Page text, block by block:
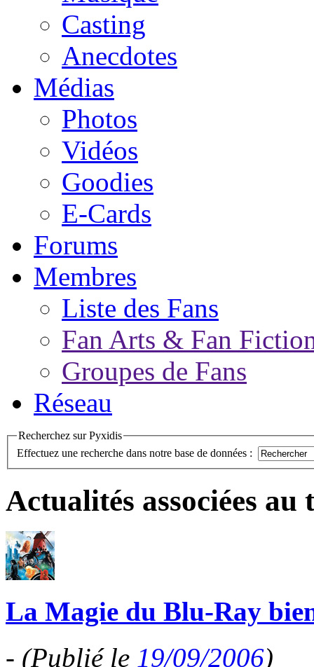
Casting
Anecdotes
Médias
Photos
Vidéos
Goodies
E-Cards
Forums
Membres
Liste des Fans
Fan Arts & Fan
Groupes de Fans
Réseau
Recherchez sur Pyxidis
Effectuez une recherche dans notre base de données :
Actualités associées au
La Magie du Blu-Ray
- (Publié le 19/09/2006)